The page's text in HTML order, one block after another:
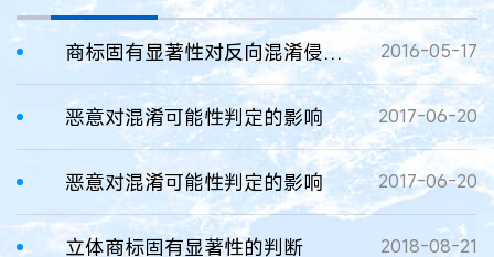
商标固有显著性对反向混淆侵权认定的影响 2016-05-17
恶意对混淆可能性判定的影响 2017-06-20
恶意对混淆可能性判定的影响 2017-06-20
立体商标固有显著性的判断 2018-08-21